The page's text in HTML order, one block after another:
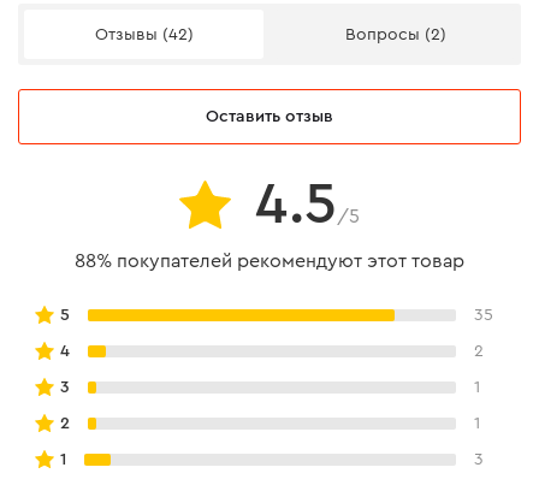
Комплектация
ножницы 140 x 1,8 мм;
ножницы 265 x 3 мм.
Отзывы (42) Вопросы (2)
Оставить отзыв
4.5 /5
88% покупателей рекомендуют этот товар
5 35
4 2
3 1
2 1
1 3